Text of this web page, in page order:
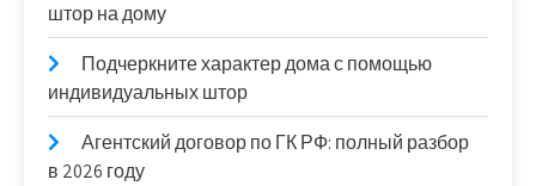
штор на дому
Подчеркните характер дома с помощью
индивидуальных штор
Агентский договор по ГК РФ: полный разбор
в 2026 году